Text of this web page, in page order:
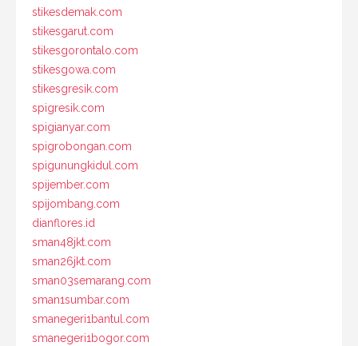
stikesdemak.com
stikesgarut.com
stikesgorontalo.com
stikesgowa.com
stikesgresik.com
spigresik.com
spigianyar.com
spigrobongan.com
spigunungkidul.com
spijember.com
spijombang.com
dianflores.id
sman48jkt.com
sman26jkt.com
sman03semarang.com
sman1sumbar.com
smanegeri1bantul.com
smanegeri1bogor.com